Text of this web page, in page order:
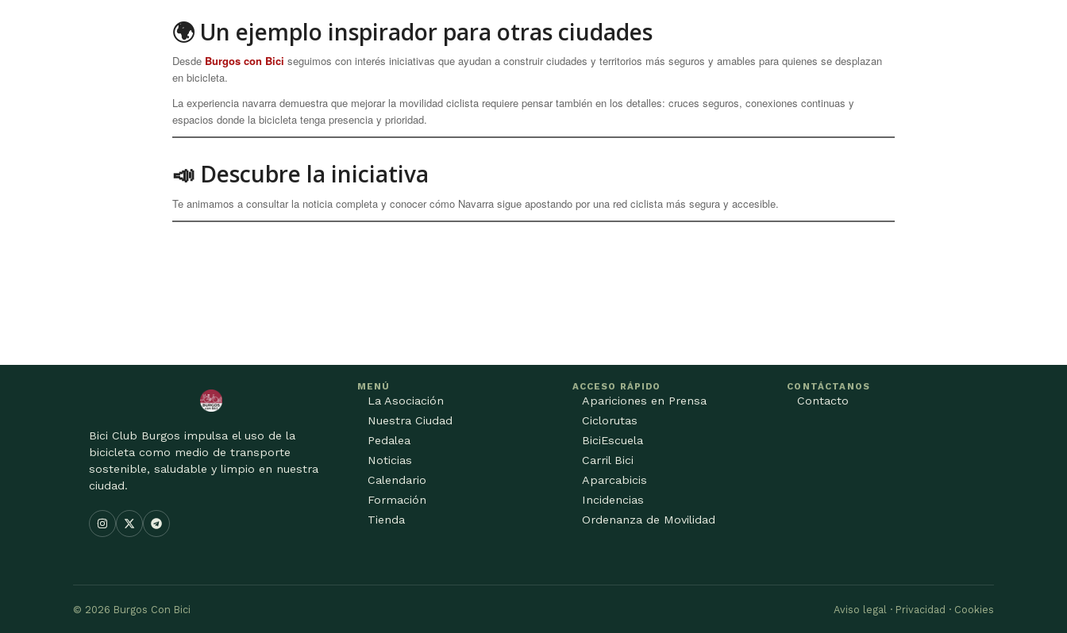
🌍 Un ejemplo inspirador para otras ciudades
Desde Burgos con Bici seguimos con interés iniciativas que ayudan a construir ciudades y territorios más seguros y amables para quienes se desplazan
en bicicleta.
La experiencia navarra demuestra que mejorar la movilidad ciclista requiere pensar también en los detalles: cruces seguros, conexiones continuas y
espacios donde la bicicleta tenga presencia y prioridad.
📣 Descubre la iniciativa
Te animamos a consultar la noticia completa y conocer cómo Navarra sigue apostando por una red ciclista más segura y accesible.
Bici Club Burgos impulsa el uso de la
bicicleta como medio de transporte
sostenible, saludable y limpio en nuestra
ciudad.
MENÚ
La Asociación
Nuestra Ciudad
Pedalea
Noticias
Calendario
Formación
Tienda
ACCESO RÁPIDO
Apariciones en Prensa
Ciclorutas
BiciEscuela
Carril Bici
Aparcabicis
Incidencias
Ordenanza de Movilidad
CONTÁCTANOS
Contacto
© 2026 Burgos Con Bici Aviso legal · Privacidad · Cookies